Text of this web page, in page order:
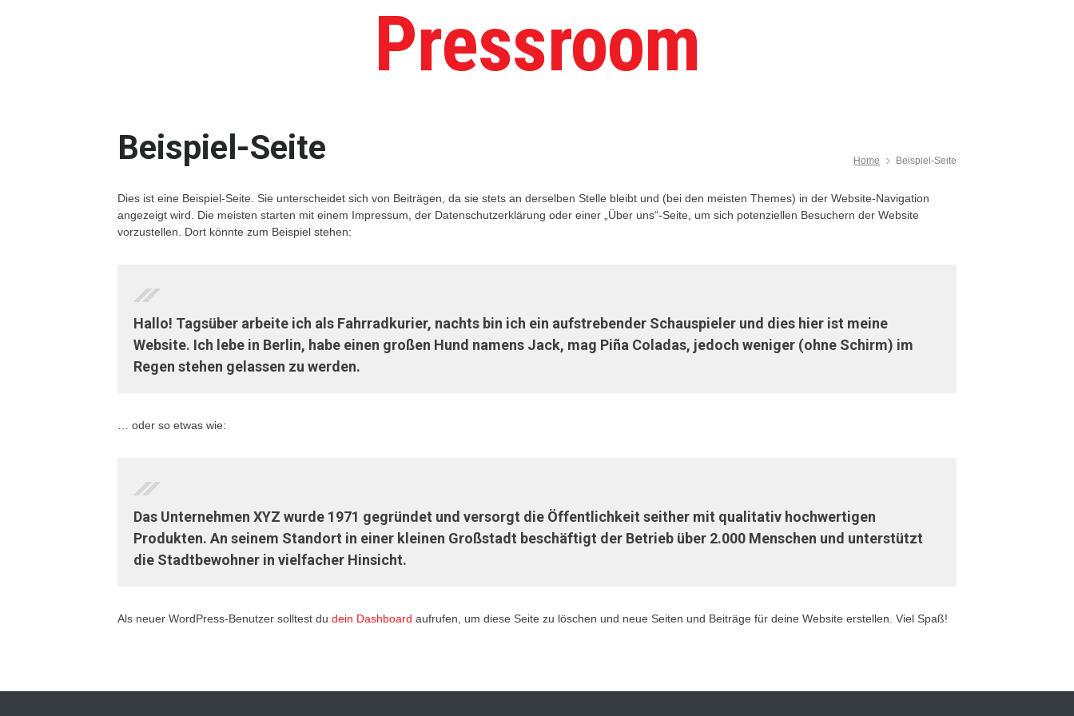
Pressroom
Beispiel-Seite Home Beispiel-Seite
Dies ist eine Beispiel-Seite. Sie unterscheidet sich von Beiträgen, da sie stets an derselben Stelle bleibt und (bei den meisten Themes) in der Website-Navigation
angezeigt wird. Die meisten starten mit einem Impressum, der Datenschutzerklärung oder einer „Über uns“-Seite, um sich potenziellen Besuchern der Website
vorzustellen. Dort könnte zum Beispiel stehen:
Hallo! Tagsüber arbeite ich als Fahrradkurier, nachts bin ich ein aufstrebender Schauspieler und dies hier ist meine
Website. Ich lebe in Berlin, habe einen großen Hund namens Jack, mag Piña Coladas, jedoch weniger (ohne Schirm) im
Regen stehen gelassen zu werden.
… oder so etwas wie:
Das Unternehmen XYZ wurde 1971 gegründet und versorgt die Öffentlichkeit seither mit qualitativ hochwertigen
Produkten. An seinem Standort in einer kleinen Großstadt beschäftigt der Betrieb über 2.000 Menschen und unterstützt
die Stadtbewohner in vielfacher Hinsicht.
Als neuer WordPress-Benutzer solltest du dein Dashboard aufrufen, um diese Seite zu löschen und neue Seiten und Beiträge für deine Website erstellen. Viel Spaß!